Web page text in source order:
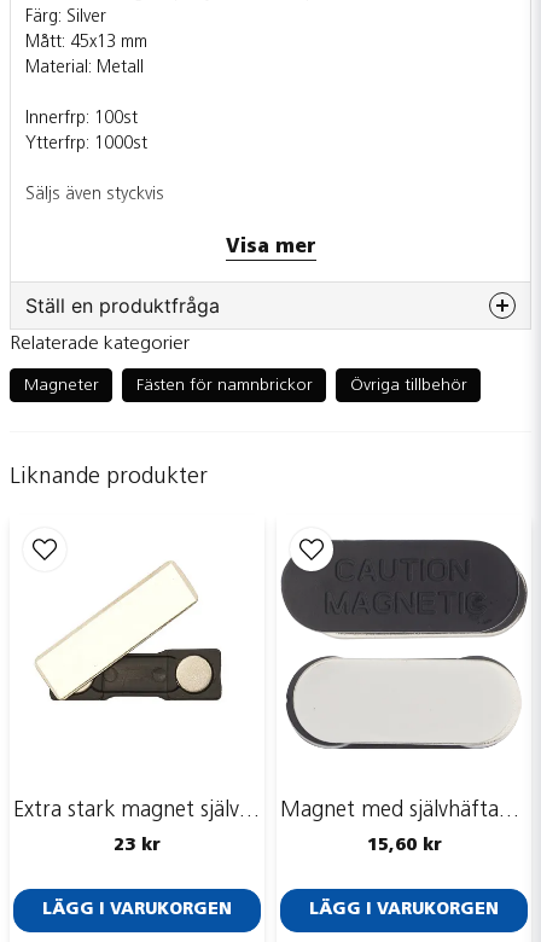
Färg: Silver
Mått: 45x13 mm
Material: Metall
Innerfrp: 100st
Ytterfrp: 1000st
Säljs även styckvis
Visa mer
Ställ en produktfråga
Fråga oss något om denna produkten...
name
Mejladress
Ja, ni får publicera min fråga
Skicka fråga
Relaterade kategorier
Magneter Fästen för namnbrickor Övriga tillbehör
Liknande produkter
Extra stark magnet självhäftande, 13x45 mm
23 kr
LÄGG I VARUKORGEN
Magnet med självhäftande platta, 33x12 mm
15,60 kr
LÄGG I VARUKORGEN